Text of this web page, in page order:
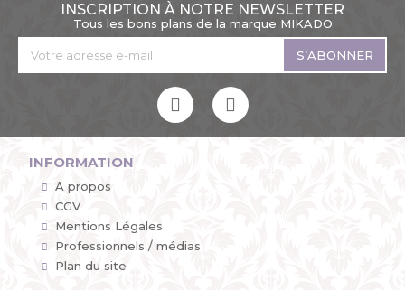
INSCRIPTION À NOTRE NEWSLETTER
Tous les bons plans de la marque MIKADO
S’ABONNER
INFORMATION
A propos
CGV
Mentions Légales
Professionnels / médias
Plan du site